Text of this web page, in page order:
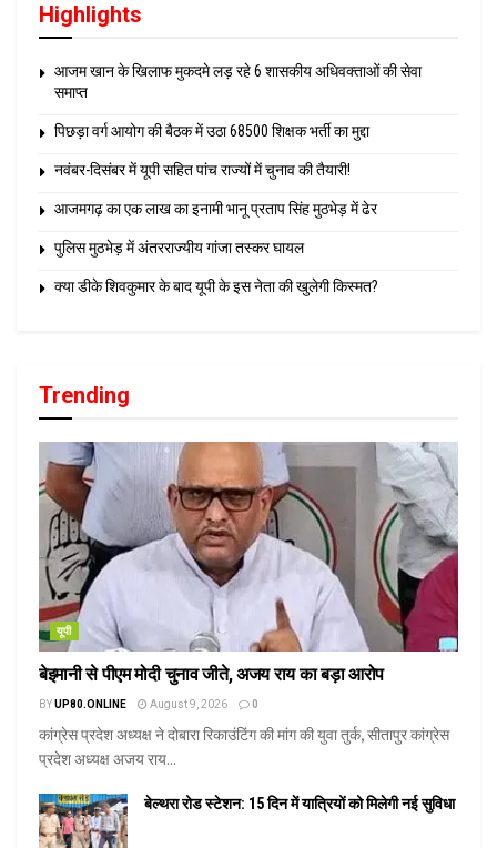
Highlights
आजम खान के खिलाफ मुकदमे लड़ रहे 6 शासकीय अधिवक्ताओं की सेवा
समाप्त
पिछड़ा वर्ग आयोग की बैठक में उठा 68500 शिक्षक भर्ती का मुद्दा
नवंबर-दिसंबर में यूपी सहित पांच राज्यों में चुनाव की तैयारी!
आजमगढ़ का एक लाख का इनामी भानू प्रताप सिंह मुठभेड़ में ढेर
पुलिस मुठभेड़ में अंतरराज्यीय गांजा तस्कर घायल
क्या डीके शिवकुमार के बाद यूपी के इस नेता की खुलेगी किस्मत?
Trending
यूपी
बेइमानी से पीएम मोदी चुनाव जीते, अजय राय का बड़ा आरोप
BYUP80.ONLINE August 9, 2026 0
कांग्रेस प्रदेश अध्यक्ष ने दोबारा रिकाउंटिंग की मांग की युवा तुर्क, सीतापुर कांग्रेस
प्रदेश अध्यक्ष अजय राय...
बेल्थरा रोड स्टेशन: 15 दिन में यात्रियों को मिलेगी नई सुविधा